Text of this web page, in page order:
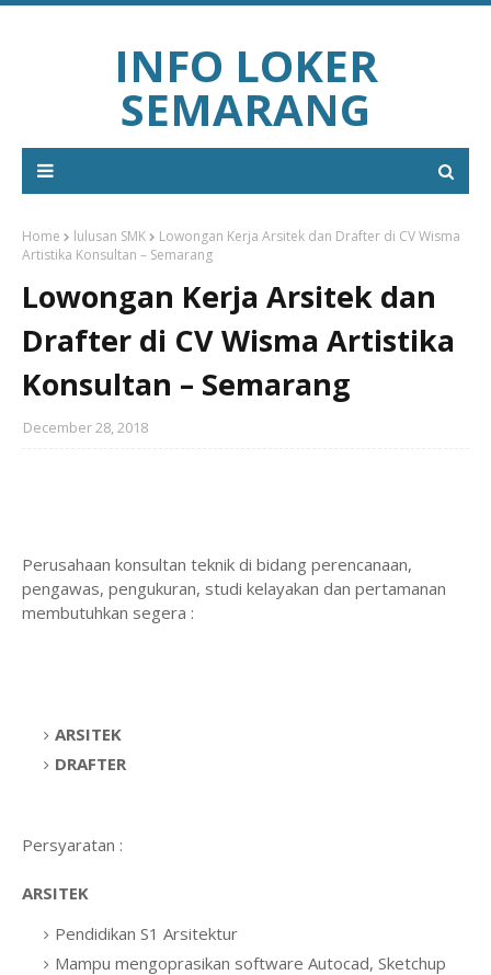
INFO LOKER
SEMARANG
Home lulusan SMK
Lowongan Kerja Arsitek dan Drafter di CV Wisma
Artistika Konsultan – Semarang
Lowongan Kerja Arsitek dan
Drafter di CV Wisma Artistika
Konsultan – Semarang
December 28, 2018
Perusahaan konsultan teknik di bidang perencanaan,
pengawas, pengukuran, studi kelayakan dan pertamanan
membutuhkan segera :
ARSITEK
DRAFTER
Persyaratan :
ARSITEK
Pendidikan S1 Arsitektur
Mampu mengoprasikan software Autocad, Sketchup